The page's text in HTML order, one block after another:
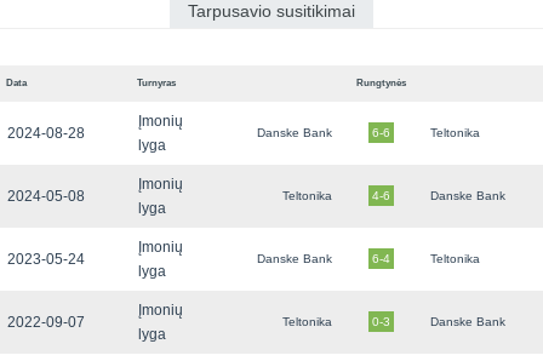
Tarpusavio susitikimai
Data Turnyras Rungtynės
2024-08-28
Įmonių
lyga
Danske Bank 6-6 Teltonika
2024-05-08
Įmonių
lyga
Teltonika 4-6 Danske Bank
2023-05-24
Įmonių
lyga
Danske Bank 6-4 Teltonika
2022-09-07
Įmonių
lyga
Teltonika 0-3 Danske Bank